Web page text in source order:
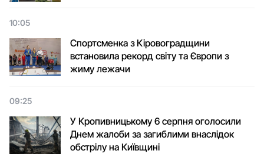
10:05
Спортсменка з Кіровоградщини
встановила рекорд світу та Європи з
жиму лежачи
09:25
У Кропивницькому 6 серпня оголосили
Днем жалоби за загиблими внаслідок
обстрілу на Київщині